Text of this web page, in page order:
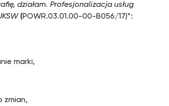
działam. Profesjonalizacja usług
(POWR.03.01.00-00-B056/17)”:
marki,
zmian,